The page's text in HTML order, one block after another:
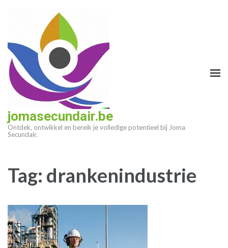
(druk
enter)
jomasecundair.be
Ontdek, ontwikkel en bereik je volledige potentieel bij Joma
Secundair.
Tag: drankenindustrie